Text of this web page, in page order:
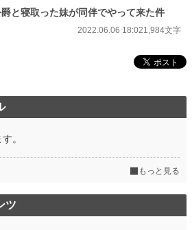
位)
位)
と寝取った妹が同伴でやって来た件
2022.06.06 18:021,984文字
。
もっと見る
ツ